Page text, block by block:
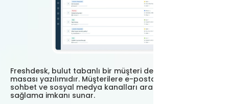
Freshdesk, bulut tabanlı bir müşteri desteği ve yardım
masası yazılımıdır. Müşterilere e-posta, telefon, canlı
sohbet ve sosyal medya kanalları aracılığıyla destek
sağlama imkanı sunar.